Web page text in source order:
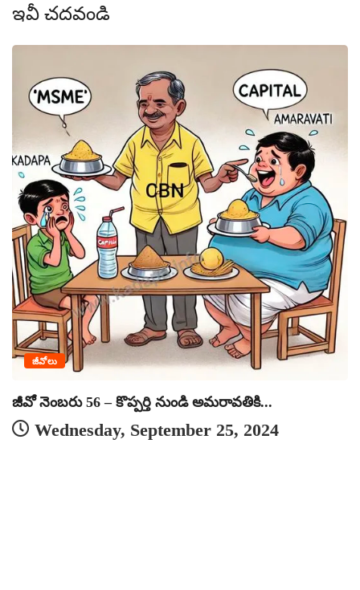
ఇవీ చదవండి
జీవోలు
జీవో నెంబరు 56 – కొప్పర్తి నుండి అమరావతికి...
Wednesday, September 25, 2024